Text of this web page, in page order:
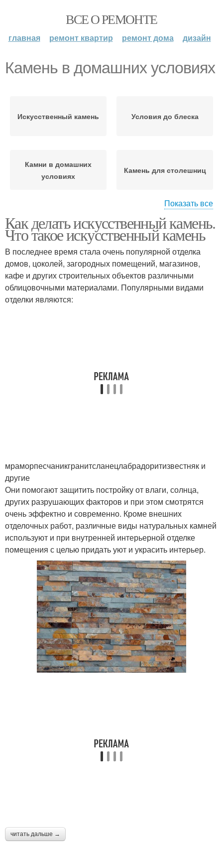
ВСЕ О РЕМОНТЕ
главная ремонт квартир ремонт дома дизайн
Камень в домашних условиях
Искусственный камень Условия до блеска
Камни в домашних
условиях
Камень для столешниц
Камень из пенопласта Камень на стене
Стены под камень Стен под камень
Показать все
Как делать искусственный камень.
Что такое искусственный камень
В последнее время стала очень популярной отделка
домов, цоколей, загородных помещений, магазинов,
кафе и других строительных объектов различными
облицовочными материалами. Популярными видами
отделки являются:
мраморпесчаникгранитсланецлабрадоритизвестняк и
другие
Они помогают защитить постройку от влаги, солнца,
других разрушающих факторов и при этом смотрятся
очень эффектно и современно. Кроме внешних
отделочных работ, различные виды натуральных камней
используют и при внутренней интерьерной отделке
помещения с целью придать уют и украсить интерьер.
читать дальше →